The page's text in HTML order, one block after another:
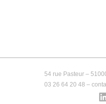
54 rue Pasteur –
03 26 64 20 48 –